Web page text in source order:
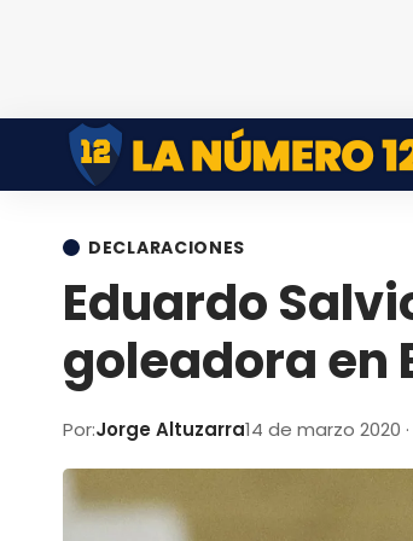
DECLARACIONES
Eduardo
goleadora en
Por:Jorge Altuzarra14 de marzo 2020 ·